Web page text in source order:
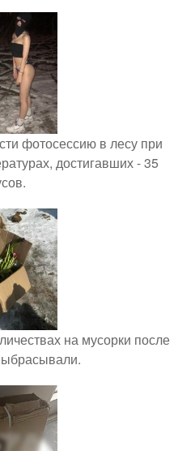
фотосессию в лесу при
достигавших - 35
на мусорки после